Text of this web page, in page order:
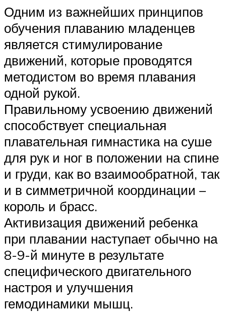
Одним из важнейших принципов
обучения плаванию младенцев
является стимулирование
движений, которые проводятся
методистом во время плавания
одной рукой.
Правильному усвоению движений
способствует специальная
плавательная гимнастика на суше
для рук и ног в положении на спине
и груди, как во взаимообратной, так
и в симметричной координации –
король и брасс.
Активизация движений ребенка
при плавании наступает обычно на
8-9-й минуте в результате
специфического двигательного
настроя и улучшения
гемодинамики мышц.